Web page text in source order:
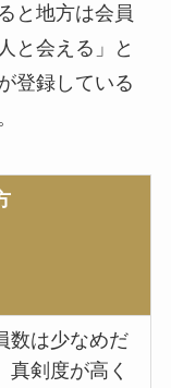
と地方は会員
と会える」と
登録している
数は少なめだ
真剣度が高く